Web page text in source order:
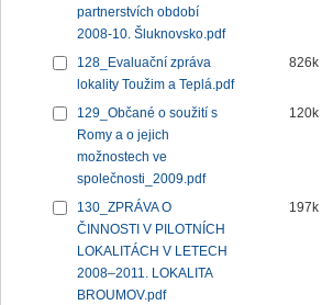
partnerstvích období
2008-10. Šluknovsko.pdf
128_Evaluační zpráva
lokality Toužim a Teplá.pdf
826k
129_Občané o soužití s
Romy a o jejich
možnostech ve
společnosti_2009.pdf
120k
130_ZPRÁVA O
ČINNOSTI V PILOTNÍCH
LOKALITÁCH V LETECH
2008–2011. LOKALITA
BROUMOV.pdf
197k